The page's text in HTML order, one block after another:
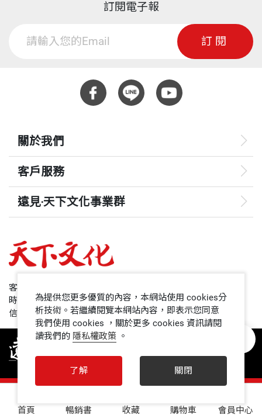
訂閱電子報
訂閱
關於我們
客戶服務
遠見‧天下文化事業群
哈佛商業評論
領導影響力學院
1號課堂
客服專線：+886 2 2662-0012
時間：週一~週五9:00~12:30;13:30~17:00
信箱：service@cwgv.com.tw
為提供您更多優質的內容，本網站使用 cookies分
析技術。若繼續閱覽本網站內容，即表示您同意
我們使用 cookies ，關於更多 cookies 資訊請閱
讀我們的 隱私權政策 。
了解 關閉
首頁 暢銷書 收藏 購物車 會員中心